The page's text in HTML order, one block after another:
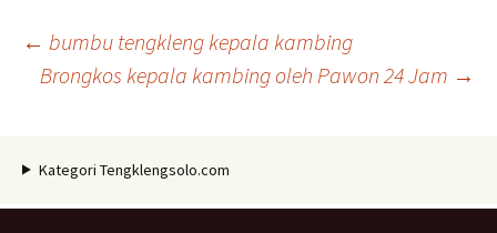
Navigasi
← bumbu tengkleng kepala kambing
Brongkos kepala kambing oleh Pawon 24 Jam →
Kategori Tengklengsolo.com